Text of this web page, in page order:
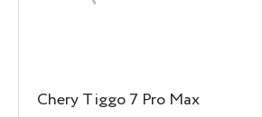
Chery Tiggo 7 Pro Max